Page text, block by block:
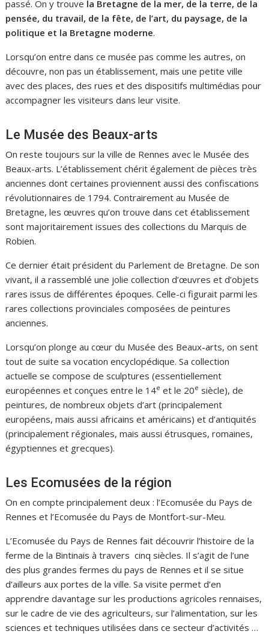
passé. On y trouve la Bretagne de la mer, de la terre, de la
pensée, du travail, de la fête, de l’art, du paysage, de la
politique et la Bretagne moderne.
Lorsqu’on entre dans ce musée pas comme les autres, on
découvre, non pas un établissement, mais une petite ville
avec des places, des rues et des dispositifs multimédias pour
accompagner les visiteurs dans leur visite.
Le Musée des Beaux-arts
On reste toujours sur la ville de Rennes avec le Musée des
Beaux-arts. L’établissement chérit également de pièces très
anciennes dont certaines proviennent aussi des confiscations
révolutionnaires de 1794. Contrairement au Musée de
Bretagne, les œuvres qu’on trouve dans cet établissement
sont majoritairement issues des collections du Marquis de
Robien.
Ce dernier était président du Parlement de Bretagne. De son
vivant, il a rassemblé une jolie collection d’œuvres et d’objets
rares issus de différentes époques. Celle-ci figurait parmi les
rares collections provinciales composées de peintures
anciennes.
Lorsqu’on plonge au cœur du Musée des Beaux-arts, on sent
tout de suite sa vocation encyclopédique. Sa collection
actuelle se compose de sculptures (essentiellement
européennes et conçues entre le 14e et le 20e siècle), de
peintures, de nombreux objets d’art (principalement
européens, mais aussi africains et américains) et d’antiquités
(principalement régionales, mais aussi étrusques, romaines,
égyptiennes et grecques).
Les Ecomusées de la région
On en compte principalement deux : l’Ecomusée du Pays de
Rennes et l’Ecomusée du Pays de Montfort-sur-Meu.
L’Ecomusée du Pays de Rennes fait découvrir l’histoire de la
ferme de la Bintinais à travers cinq siècles. Il s’agit de l’une
des plus grandes fermes du pays de Rennes et il se situe
d’ailleurs aux portes de la ville. Sa visite permet d’en
apprendre davantage sur les productions agricoles rennaises,
sur le cadre de vie des agriculteurs, sur l’alimentation, sur les
sciences et techniques utilisées dans ce secteur d’activités …